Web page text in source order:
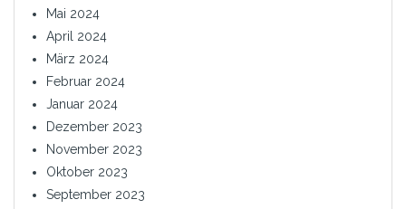
Mai 2024
April 2024
März 2024
Februar 2024
Januar 2024
Dezember 2023
November 2023
Oktober 2023
September 2023